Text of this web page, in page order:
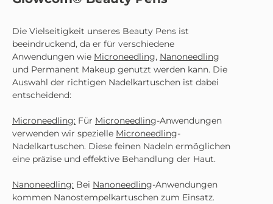
die gereinigte Haut auftragen und einarbeiten.
Danach kann die BB Glow BB Foundation
Behandlung erfolgen. Microneedling: Serum
entsprechend Deiner Behandlungsmethode und
Studio-Routine während der Microneedling
Anwendung verwenden. Deine Vorteile für die
professionelle Anwendung: Ideal für BB Glow BB
Feuchtigkeitsversorgung durch Hyaluronsäure
Beruhigende Pflege durch Panthenol Unterstützt
Regeneration und Hautelastizität Leichte Textur für
kontrolliertes Arbeiten Inhalt: 10 ml Lieferumfang: 1 x
Hyaluron Serum 10 ml
Die Vielseitigkeit unseres Beauty Pens ist
beeindruckend, da er für verschiedene
Anwendungen wie Microneedling, Nanoneedling
und Permanent Makeup genutzt werden kann. Die
Auswahl der richtigen Nadelkartuschen ist dabei
entscheidend:
Microneedling: Für Microneedling-Anwendungen
verwenden wir spezielle Microneedling-
Nadelkartuschen. Diese feinen Nadeln ermöglichen
eine präzise und effektive Behandlung der Haut.
Nanoneedling: Bei Nanoneedling-Anwendungen
kommen Nanostempelkartuschen zum Einsatz.